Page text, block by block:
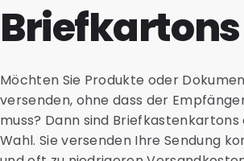
Briefkartons
Möchten Sie Produkte oder
versenden, ohne dass der
muss? Dann sind
Wahl. Sie versenden Ihre Sendung